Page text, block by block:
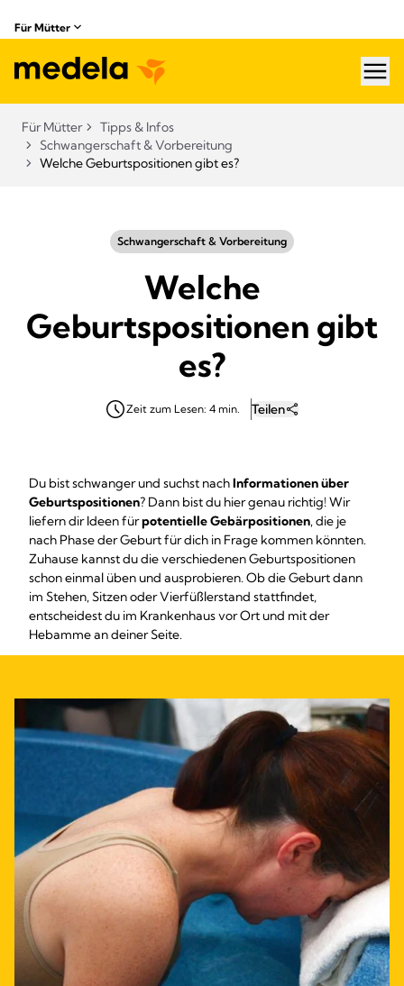
Für Mütter
Für Mütter
Tipps & Infos
Schwangerschaft & Vorbereitung
Welche Geburtspositionen gibt es?
Schwangerschaft & Vorbereitung
Welche
Geburtspositionen gibt
es?
Zeit zum Lesen: 4 min. Teilen
Du bist schwanger und suchst nachInformationen über
Geburtspositionen? Dann bist du hier genau richtig! Wir
liefern dir Ideen fürpotentielle Gebärpositionen, die je
nach Phase der Geburt für dich in Frage kommen könnten.
Zuhause kannst du die verschiedenen Geburtspositionen
schon einmal üben und ausprobieren. Ob die Geburt dann
im Stehen, Sitzen oder Vierfüßlerstand stattfindet,
entscheidest du im Krankenhaus vor Ort und mit der
Hebamme an deiner Seite.